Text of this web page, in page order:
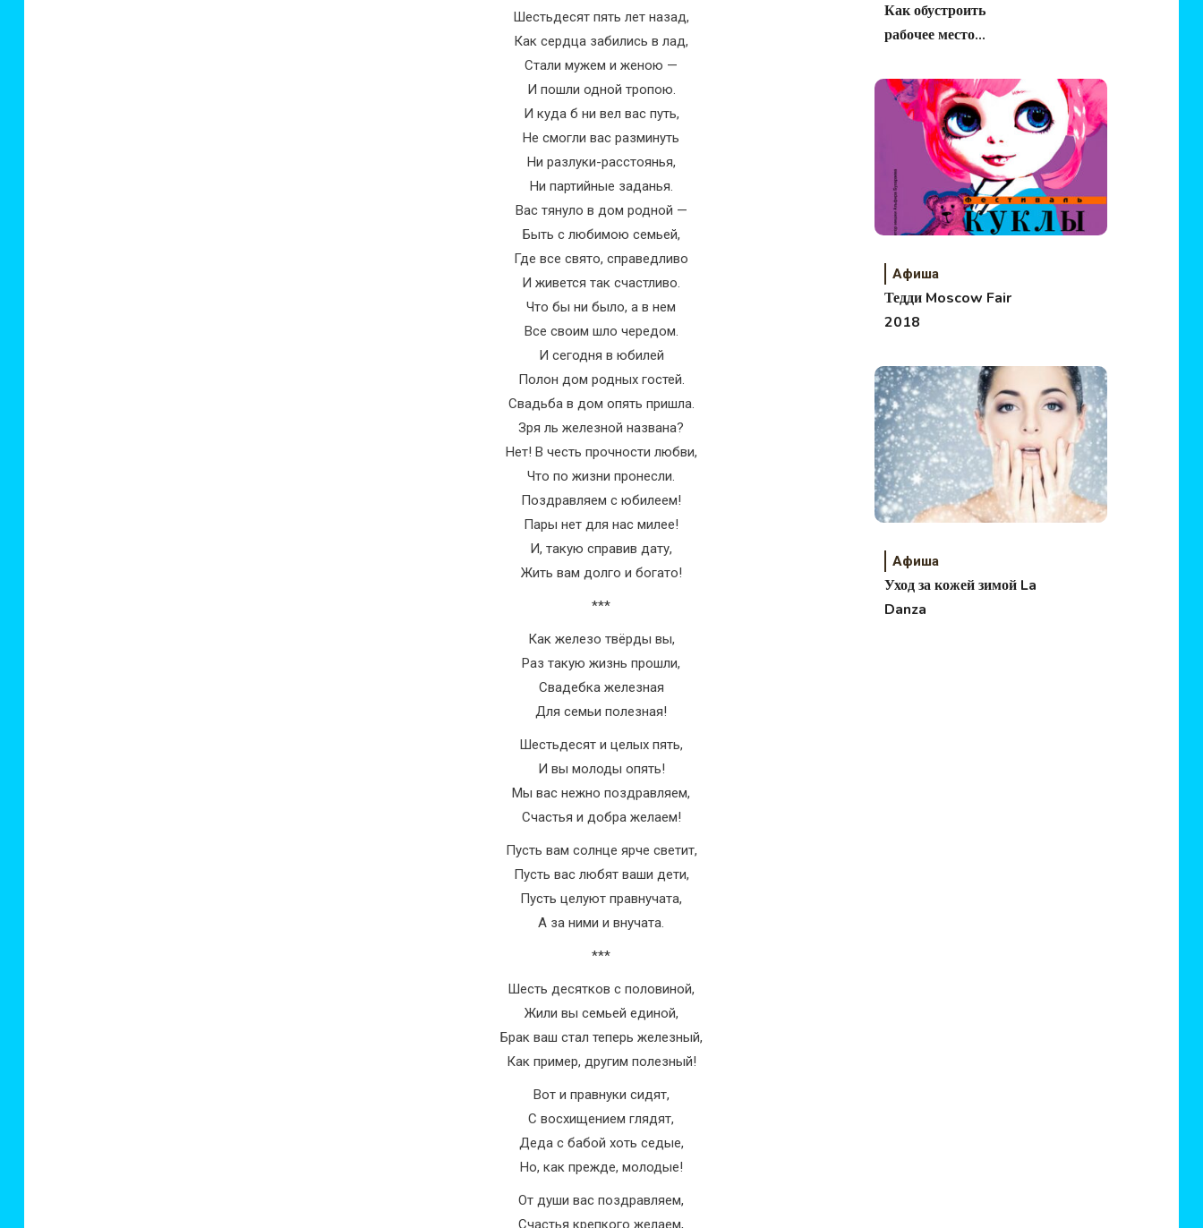
Шестьдесят пять лет назад,
Как сердца забились в лад,
Стали мужем и женою —
И пошли одной тропою.
И куда б ни вел вас путь,
Не смогли вас разминуть
Ни разлуки-расстоянья,
Ни партийные заданья.
Вас тянуло в дом родной —
Быть с любимою семьей,
Где все свято, справедливо
И живется так счастливо.
Что бы ни было, а в нем
Все своим шло чередом.
И сегодня в юбилей
Полон дом родных гостей.
Свадьба в дом опять пришла.
Зря ль железной названа?
Нет! В честь прочности любви,
Что по жизни пронесли.
Поздравляем с юбилеем!
Пары нет для нас милее!
И, такую справив дату,
Жить вам долго и богато!
***
Как железо твёрды вы,
Раз такую жизнь прошли,
Свадебка железная
Для семьи полезная!
Шестьдесят и целых пять,
И вы молоды опять!
Мы вас нежно поздравляем,
Счастья и добра желаем!
Пусть вам солнце ярче светит,
Пусть вас любят ваши дети,
Пусть целуют правнучата,
А за ними и внучата.
***
Шесть десятков с половиной,
Жили вы семьей единой,
Брак ваш стал теперь железный,
Как пример, другим полезный!
Вот и правнуки сидят,
С восхищением глядят,
Деда с бабой хоть седые,
Но, как прежде, молодые!
От души вас поздравляем,
Счастья крепкого желаем,
Как обустроить
рабочее место
Афиша
Тедди Moscow Fair
2018
Афиша
Уход за кожей зимой La
Danza